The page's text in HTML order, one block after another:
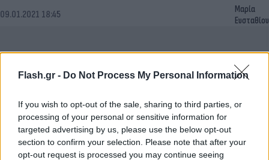
Flash.gr - Do Not Process My Personal Information
If you wish to opt-out of the sale, sharing to third parties, or
processing of your personal or sensitive information for
targeted advertising by us, please use the below opt-out
section to confirm your selection. Please note that after your
opt-out request is processed you may continue seeing
09.01.2021 18:45
Μαρία
Ευσταθίου